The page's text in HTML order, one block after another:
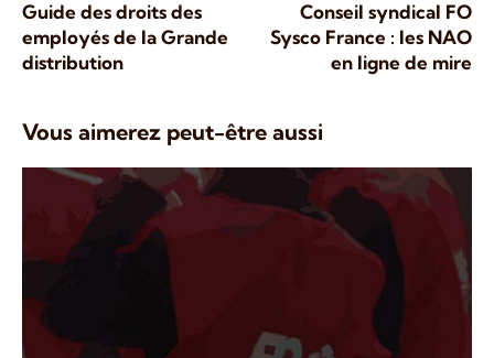
Guide des droits des
employés de la Grande
distribution
Conseil syndical FO
Sysco France : les NAO
en ligne de mire
Vous aimerez peut-être aussi